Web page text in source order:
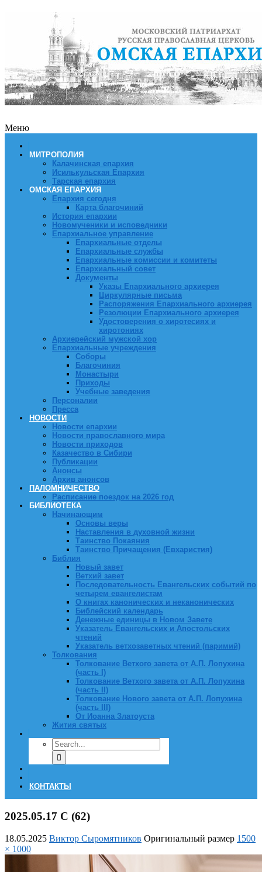
Меню
МИТРОПОЛИЯ
Калачинская епархия
Исилькульская Епархия
Тарская епархия
ОМСКАЯ ЕПАРХИЯ
Епархия сегодня
Карта благочиний
История епархии
Новомученики и исповедники
Епархиальное управление
Епархиальные отделы
Епархиальные службы
Епархиальные комиссии и комитеты
Епархиальный совет
Документы
Указы Епархиального архиерея
Циркулярные письма
Распоряжения Епархиального архиерея
Резолюции Епархиального архиерея
Удостоверения о хиротесиях и
хиротониях
Архиерейский мужской хор
Епархиальные учреждения
Соборы
Благочиния
Монастыри
Приходы
Учебные заведения
Персоналии
Пресса
НОВОСТИ
Новости епархии
Новости православного мира
Новости приходов
Казачество в Сибири
Публикации
Анонсы
Архив анонсов
ПАЛОМНИЧЕСТВО
Расписание поездок на 2026 год
БИБЛИОТЕКА
Начинающим
Основы веры
Наставления в духовной жизни
Таинство Покаяния
Таинство Причащения (Евхаристия)
Библия
Новый завет
Ветхий завет
Последовательность Евангельских событий по
четырем евангелистам
О книгах канонических и неканонических
Библейский календарь
Денежные единицы в Новом Завете
Указатель Евангельских и Апостольских
чтений
Указатель ветхозаветных чтений (паримий)
Толкования
Толкование Ветхого завета от А.П. Лопухина
(часть I)
Толкование Ветхого завета от А.П. Лопухина
(часть II)
Толкование Нового завета от А.П. Лопухина
(часть III)
От Иоанна Златоуста
Жития святых
КОНТАКТЫ
2025.05.17 С (62)
18.05.2025 Виктор Сыромятников Оригинальный размер 1500
× 1000